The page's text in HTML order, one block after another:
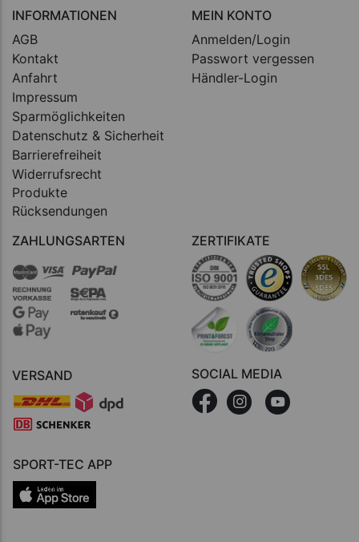
INFORMATIONEN
AGB
Kontakt
Anfahrt
Impressum
Sparmöglichkeiten
Datenschutz & Sicherheit
Barrierefreiheit
Widerrufsrecht
Produkte
Rücksendungen
MEIN KONTO
Anmelden/Login
Passwort vergessen
Händler-Login
ZAHLUNGSARTEN
VERSAND
ZERTIFIKATE
SOCIAL MEDIA
SPORT-TEC APP